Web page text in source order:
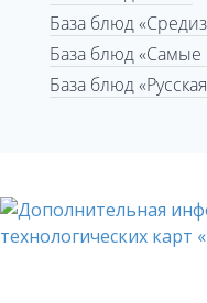
База блюд
База блюд
База блюд